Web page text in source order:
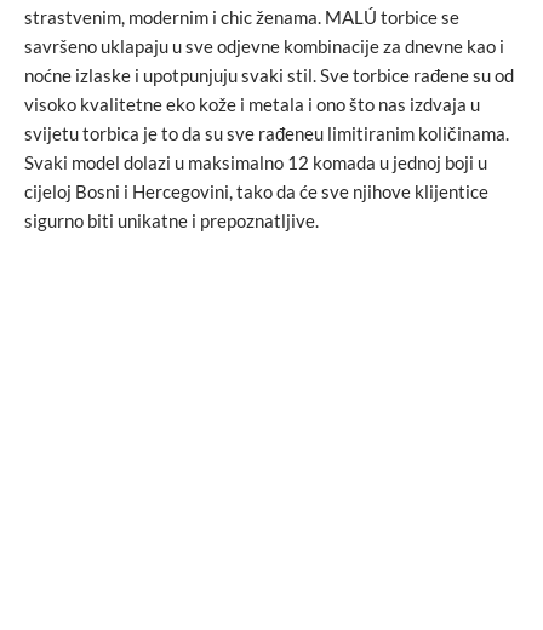
strastvenim, modernim i chic ženama. MALÚ torbice se
savršeno uklapaju u sve odjevne kombinacije za dnevne kao i
noćne izlaske i upotpunjuju svaki stil. Sve torbice rađene su od
visoko kvalitetne eko kože i metala i ono što nas izdvaja u
svijetu torbica je to da su sve rađeneu limitiranim količinama.
Svaki model dolazi u maksimalno 12 komada u jednoj boji u
cijeloj Bosni i Hercegovini, tako da će sve njihove klijentice
sigurno biti unikatne i prepoznatljive.